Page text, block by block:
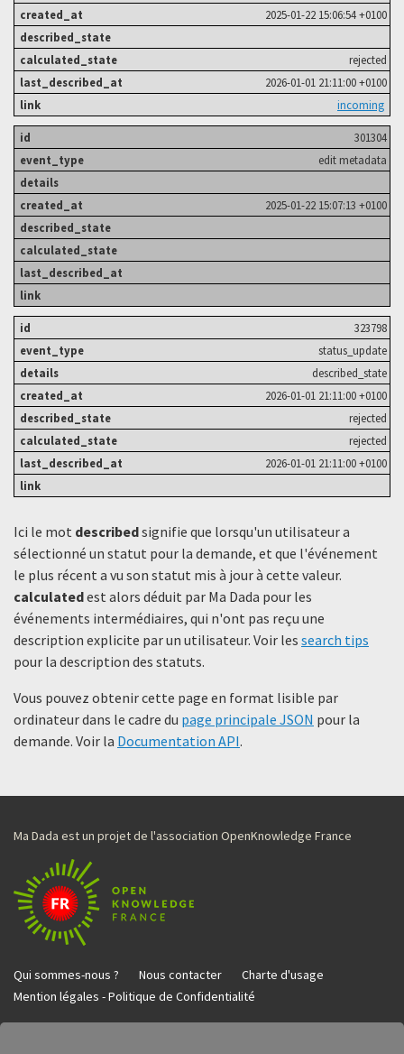
2025-01-22 15:06:54 +0100
rejected
2026-01-01 21:11:00 +0100
incoming
301304
edit metadata
2025-01-22 15:07:13 +0100
323798
status_update
described_state
2026-01-01 21:11:00 +0100
rejected
rejected
2026-01-01 21:11:00 +0100
Ici le mot describedsignifie que lorsqu'un utilisateur a
sélectionné un statut ​​pour la demande, et que l'événement
le plus récent a vu son statut mis à jour à cette valeur.
calculatedest alors déduit par Ma Dada pour les
événements intermédiaires, qui n'ont pas reçu une
description explicite par un utilisateur. Voir les search tips
pour la description des statuts.
Vous pouvez obtenir cette page en format lisible par
ordinateur dans le cadre du page principale JSON pour la
demande. Voir la Documentation API.
Ma Dada est un projet de l'association OpenKnowledge France
Qui sommes-nous ? Nous contacter
Charte d'usage
Mention légales - Politique de Confidentialité